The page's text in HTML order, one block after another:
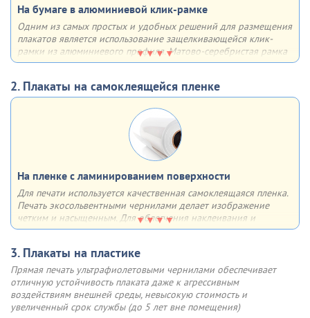
На бумаге в алюминиевой клик-рамке
Одним из самых простых и удобных решений для размещения
плакатов является использование защелкивающейся клик-
рамки из алюминиевого профиля. Матово-серебристая рамка
из алюминия с анодированным покрытием имеет множество
устойчивая к солнечным лучам и воздействию влаги
Отщёлкивающаяся крышка профиля (клик-система) позволяет
быстро менять информацию (плакат, постер и др.). Основание
рамки - 2-мм пластик, верхний слой, прижимающий плакат
выполнен из прозрачного ПЭТ
Инструкция по замене плаката в клик-рамке
Аккуратно, по одной, откиньте
4 стороны клик профиля
извлеките старый плакат
Шаг 3
Разместите новый плакат,
Шаг 4
Защелкните крышки
2. Плакаты на самоклеящейся пленке
На пленке с ламинированием поверхности
Для печати используется качественная самоклеящаяся пленка.
Печать экосольвентными чернилами делает изображение
четким и насыщенным. Для облегчения наклеивания и
увеличения срока службыповерхность плаката ламинируется
Возможно использование как внутри, так и вне помещения.
Такие плакаты не боятся солнечного света, влаги, перепадов
температуры (допустимы значения от -20 до +70°C)
3. Плакаты на пластике
Прямая печать ультрафиолетовыми чернилами обеспечивает
отличную устойчивость плаката даже к агрессивным
воздействиям внешней среды, невысокую стоимость и
увеличенный срок службы (до 5 лет вне помещения)